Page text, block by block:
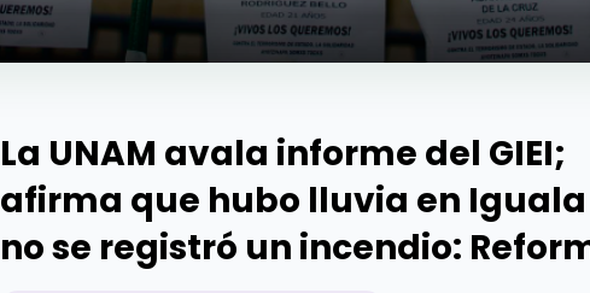
La UNAM avala informe del GIEI;
afirma que hubo lluvia en
no se registró un incendio: